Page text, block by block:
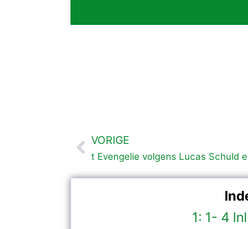
Vorige
VORIGE
t Evengelie volgens Lucas Schuld
1: 1- 4